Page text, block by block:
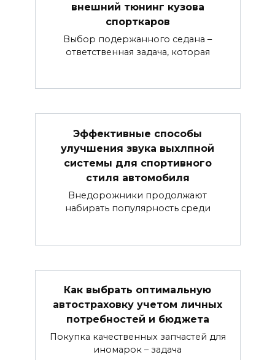
внешний тюнинг кузова
спорткаров
Выбор подержанного седана –
ответственная задача, которая
Эффективные способы
улучшения звука выхлпной
системы для спортивного
стиля автомобиля
Внедорожники продолжают
набирать популярность среди
Как выбрать оптимальную
автостраховку учетом личных
потребностей и бюджета
Покупка качественных запчастей для
иномарок – задача